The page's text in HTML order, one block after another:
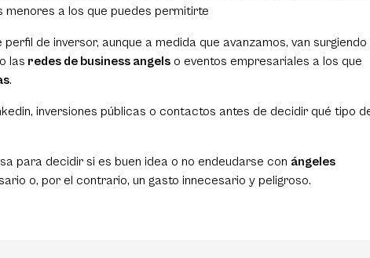
menores a los que puedes permitirte
de inversor, aunque a medida que avanzamos, van surgiendo
las redes de business angels o eventos empresariales a los que
.
inversiones públicas o contactos antes de decidir qué tipo
para decidir si es buen idea o no endeudarse con ángeles
o, por el contrario, un gasto innecesario y peligroso.